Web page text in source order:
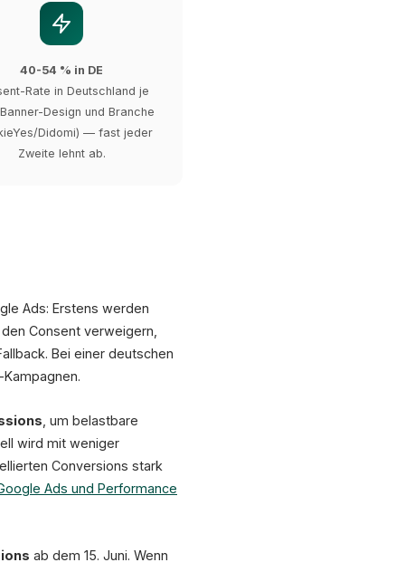
40-54 % in DE
Rate in Deutschland je
Design und Branche
Didomi) — fast jeder
Zweite lehnt ab.
Ads: Erstens werden
Consent verweigern,
Bei einer deutschen
, um belastbare
wird mit weniger
Conversions stark
Ads und Performance
ab dem 15. Juni. Wenn